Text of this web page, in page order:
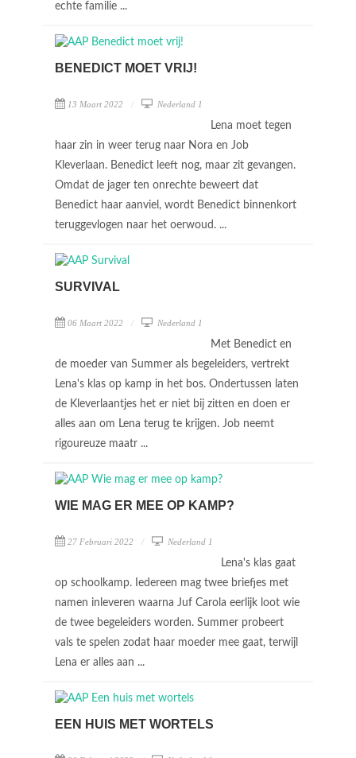
echte familie ...
BENEDICT MOET VRIJ!
13 Maart 2022 Nederland 1
Lena moet tegen
haar zin in weer terug naar Nora en Job
Kleverlaan. Benedict leeft nog, maar zit gevangen.
Omdat de jager ten onrechte beweert dat
Benedict haar aanviel, wordt Benedict binnenkort
teruggevlogen naar het oerwoud. ...
SURVIVAL
06 Maart 2022 Nederland 1
Met Benedict en
de moeder van Summer als begeleiders, vertrekt
Lena's klas op kamp in het bos. Ondertussen laten
de Kleverlaantjes het er niet bij zitten en doen er
alles aan om Lena terug te krijgen. Job neemt
rigoureuze maatr ...
WIE MAG ER MEE OP KAMP?
27 Februari 2022 Nederland 1
Lena's klas gaat
op schoolkamp. Iedereen mag twee briefjes met
namen inleveren waarna Juf Carola eerlijk loot wie
de twee begeleiders worden. Summer probeert
vals te spelen zodat haar moeder mee gaat, terwijl
Lena er alles aan ...
EEN HUIS MET WORTELS